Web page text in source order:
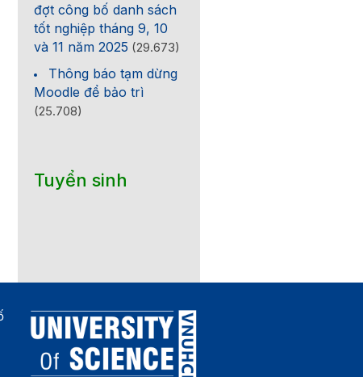
đợt công bố danh sách
tốt nghiệp tháng 9, 10
và 11 năm 2025 (29.673)
Thông báo tạm dừng
Moodle để bảo trì
(25.708)
Tuyển sinh